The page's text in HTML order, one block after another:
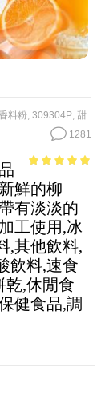
料粉, 309304P, 甜
1281
5
鮮的柳
有淡淡的
工使用,冰
,其他飲料,
飲料,速食
乾,休閒食
健食品,調